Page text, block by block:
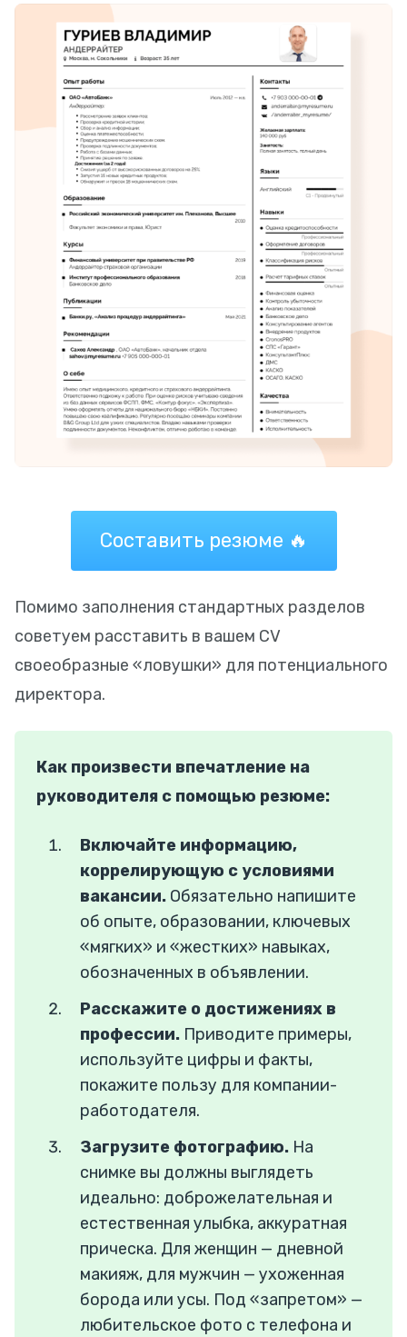
Составить резюме 🔥
Помимо заполнения стандартных разделов
советуем расставить в вашем CV
своеобразные «ловушки» для потенциального
директора.
Как произвести впечатление на
руководителя с помощью резюме:
Включайте информацию,
коррелирующую с условиями
вакансии. Обязательно напишите
об опыте, образовании, ключевых
«мягких» и «жестких» навыках,
обозначенных в объявлении.
Расскажите о достижениях в
профессии. Приводите примеры,
используйте цифры и факты,
покажите пользу для компании-
работодателя.
Загрузите фотографию. На
снимке вы должны выглядеть
идеально: доброжелательная и
естественная улыбка, аккуратная
прическа. Для женщин — дневной
макияж, для мужчин — ухоженная
борода или усы. Под «запретом» —
любительское фото с телефона и